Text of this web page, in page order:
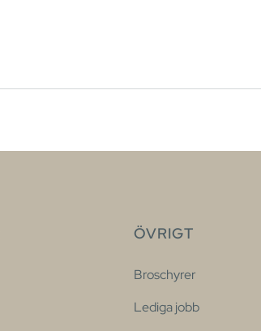
ÖVRIGT
Broschyrer
Lediga jobb